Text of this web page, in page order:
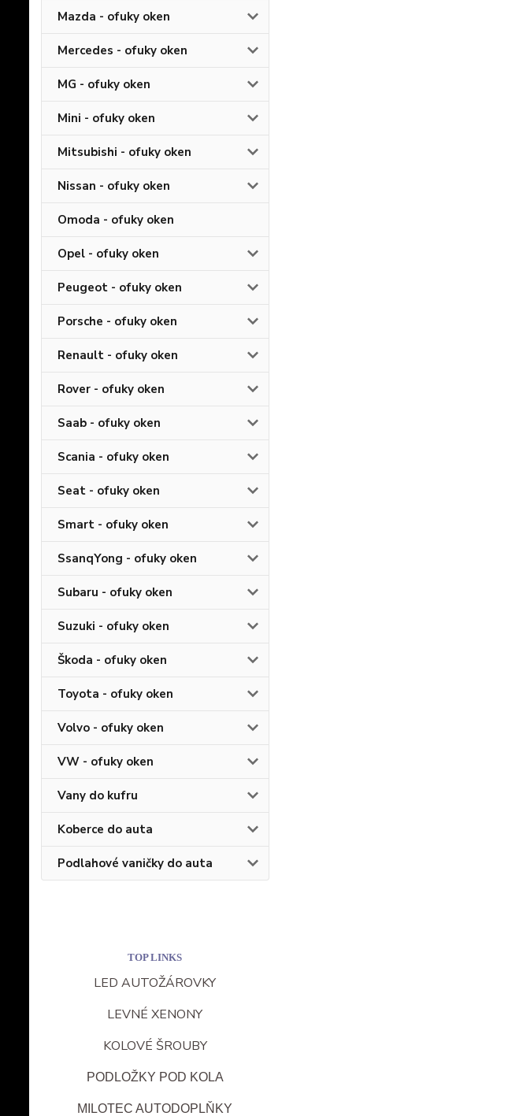
Mazda - ofuky oken
Mercedes - ofuky oken
MG - ofuky oken
Mini - ofuky oken
Mitsubishi - ofuky oken
Nissan - ofuky oken
Omoda - ofuky oken
Opel - ofuky oken
Peugeot - ofuky oken
Porsche - ofuky oken
Renault - ofuky oken
Rover - ofuky oken
Saab - ofuky oken
Scania - ofuky oken
Seat - ofuky oken
Smart - ofuky oken
SsanqYong - ofuky oken
Subaru - ofuky oken
Suzuki - ofuky oken
Škoda - ofuky oken
Toyota - ofuky oken
Volvo - ofuky oken
VW - ofuky oken
Vany do kufru
Koberce do auta
Podlahové vaničky do auta
TOP LINKS
LED AUTOŽÁROVKY
LEVNÉ XENONY
KOLOVÉ ŠROUBY
PODLOŽKY POD KOLA
MILOTEC AUTODOPLŇKY